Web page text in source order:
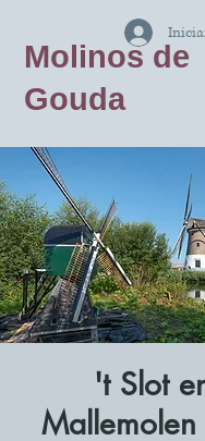
Molinos de
Gouda
't Slot